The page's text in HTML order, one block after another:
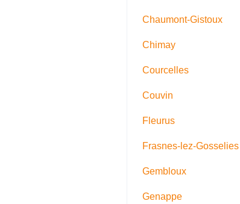
Chaumont-Gistoux
Chimay
Courcelles
Couvin
Fleurus
Frasnes-lez-Gosselies
Gembloux
Genappe